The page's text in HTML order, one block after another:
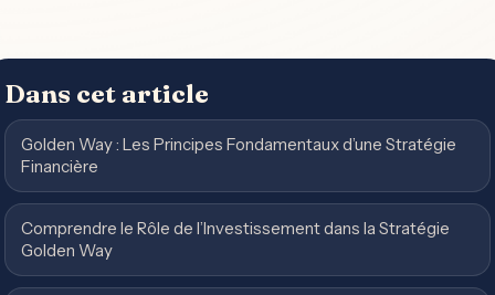
Dans cet article
Golden Way : Les Principes Fondamentaux d’une Stratégie
Financière
Comprendre le Rôle de l’Investissement dans la Stratégie
Golden Way